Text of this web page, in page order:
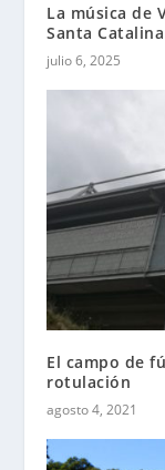
La música de
Santa Catalina
julio 6, 2025
El campo de
rotulación
agosto 4, 2021